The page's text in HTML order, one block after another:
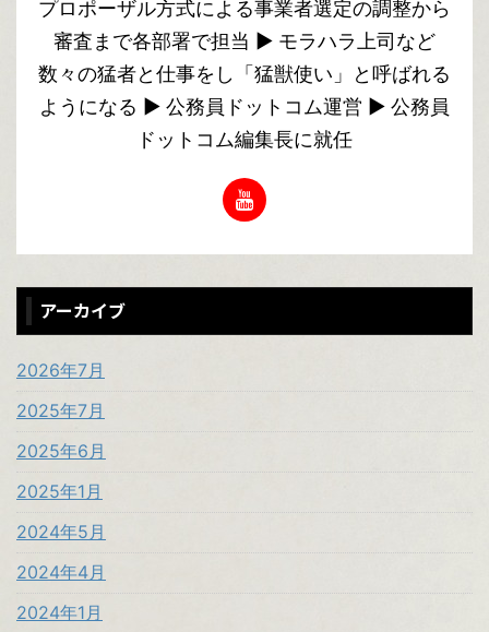
プロポーザル方式による事業者選定の調整から
審査まで各部署で担当 ▶︎ モラハラ上司など
数々の猛者と仕事をし「猛獣使い」と呼ばれる
ようになる ▶︎ 公務員ドットコム運営 ▶︎ 公務員
ドットコム編集長に就任
アーカイブ
2026年7月
2025年7月
2025年6月
2025年1月
2024年5月
2024年4月
2024年1月